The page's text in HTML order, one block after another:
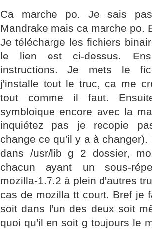
Ca marche po. Je sais
Mandrake mais ca marche po.
Je télécharge les fichiers
le lien est ci-dessus.
instructions. Je mets le
j'installe tout le truc, ca me
tout comme il faut.
symbloique encore avec la
inquiétez pas je recopie
change ce qu'il y a à
dans /usr/lib g 2 dossier,
chacun ayant un sous-
mozilla-1.7.2 à plein d'autres
cas de mozilla tt court. Bref je
soit dans l'un des deux soit
quoi qu'il en soit g toujours le